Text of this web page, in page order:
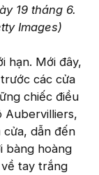
19 tháng 6.
Images)
hạn. Mới đây,
các cửa
chiếc điều
Aubervilliers,
cửa, dẫn đến
bàng hoàng
tay trắng